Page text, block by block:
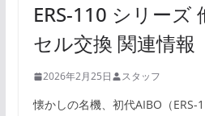
ERS-110 シリーズ
セル交換 関連情報
2026年2月25日 スタッフ
懐かしの名機、初代AIBO（